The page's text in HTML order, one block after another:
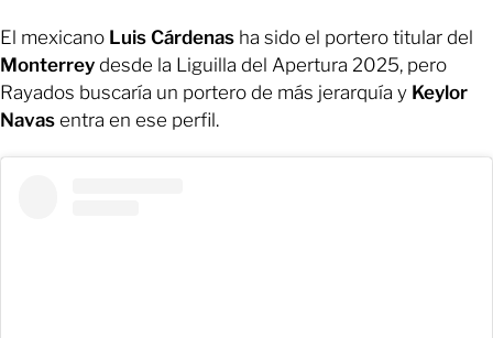
El mexicano Luis Cárdenas ha sido el portero titular del
Monterrey desde la Liguilla del Apertura 2025, pero
Rayados buscaría un portero de más jerarquía y Keylor
Navas entra en ese perfil.